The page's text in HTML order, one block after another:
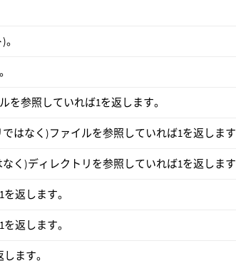
を参照していれば1を返します。
はなく)ファイルを参照していれば1を返します
く)ディレクトリを参照していれば1を返します
返します。
返します。
ます。